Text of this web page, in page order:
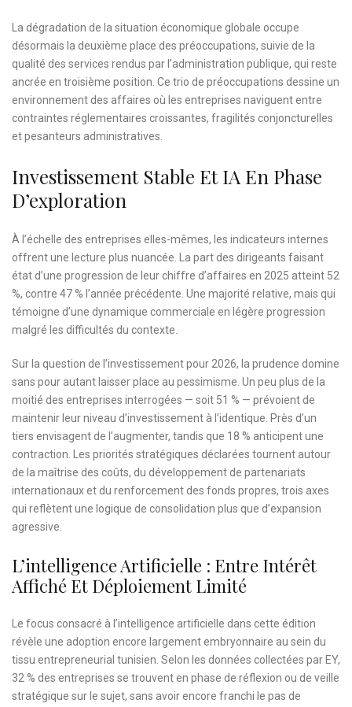
La dégradation de la situation économique globale occupe
désormais la deuxième place des préoccupations, suivie de la
qualité des services rendus par l’administration publique, qui reste
ancrée en troisième position. Ce trio de préoccupations dessine un
environnement des affaires où les entreprises naviguent entre
contraintes réglementaires croissantes, fragilités conjoncturelles
et pesanteurs administratives.
Investissement Stable Et IA En Phase
D’exploration
À l’échelle des entreprises elles-mêmes, les indicateurs internes
offrent une lecture plus nuancée. La part des dirigeants faisant
état d’une progression de leur chiffre d’affaires en 2025 atteint 52
%, contre 47 % l’année précédente. Une majorité relative, mais qui
témoigne d’une dynamique commerciale en légère progression
malgré les difficultés du contexte.
Sur la question de l’investissement pour 2026, la prudence domine
sans pour autant laisser place au pessimisme. Un peu plus de la
moitié des entreprises interrogées — soit 51 % — prévoient de
maintenir leur niveau d’investissement à l’identique. Près d’un
tiers envisagent de l’augmenter, tandis que 18 % anticipent une
contraction. Les priorités stratégiques déclarées tournent autour
de la maîtrise des coûts, du développement de partenariats
internationaux et du renforcement des fonds propres, trois axes
qui reflètent une logique de consolidation plus que d’expansion
agressive.
L’intelligence Artificielle : Entre Intérêt
Affiché Et Déploiement Limité
Le focus consacré à l’intelligence artificielle dans cette édition
révèle une adoption encore largement embryonnaire au sein du
tissu entrepreneurial tunisien. Selon les données collectées par EY,
32 % des entreprises se trouvent en phase de réflexion ou de veille
stratégique sur le sujet, sans avoir encore franchi le pas de